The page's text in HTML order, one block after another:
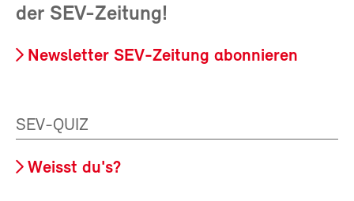
der SEV-Zeitung!
Newsletter SEV-Zeitung abonnieren
SEV-QUIZ
Weisst du's?